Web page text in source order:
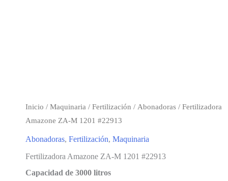
Inicio / Maquinaria / Fertilización / Abonadoras / Fertilizadora
Amazone ZA-M 1201 #22913
Abonadoras, Fertilización, Maquinaria
Fertilizadora Amazone ZA-M 1201 #22913
Capacidad de 3000 litros